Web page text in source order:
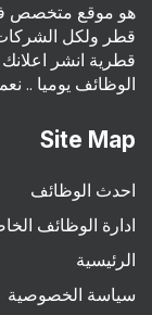
هو موقع متخصص
قطر ولكل
قطرية انشر
الوظائف يوميا ..
Site Map
احدث الوظائف
ادارة الوظائف
الرئيسية
سياسة الخصوصية